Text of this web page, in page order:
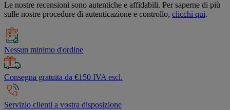
Le nostre recensioni sono autentiche e affidabili. Per saperne di più
sulle nostre procedure di autenticazione e controllo, clicchi qui.
Nessun minimo d'ordine
Consegna gratuita da €150 IVA escl.
Servizio clienti a vostra disposizione